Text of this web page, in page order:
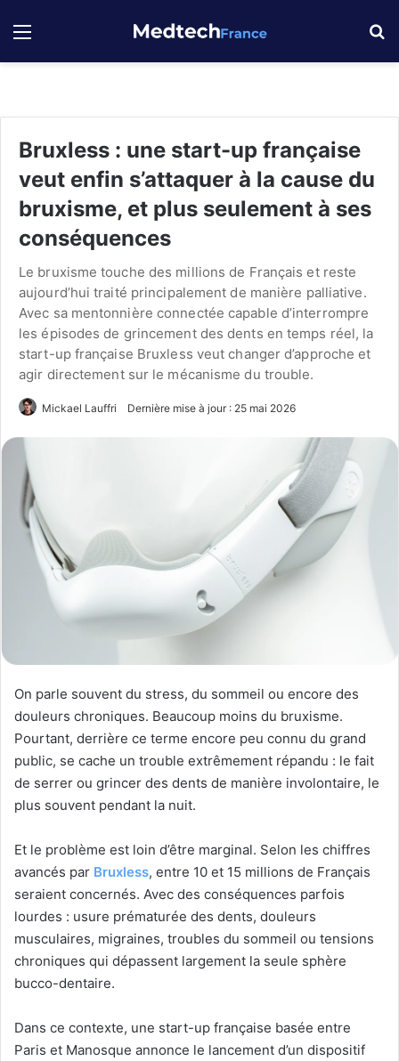
Menu
Bruxless : une start-up française
veut enfin s’attaquer à la cause du
bruxisme, et plus seulement à ses
conséquences
Le bruxisme touche des millions de Français et reste
aujourd’hui traité principalement de manière palliative.
Avec sa mentonnière connectée capable d’interrompre
les épisodes de grincement des dents en temps réel, la
start-up française Bruxless veut changer d’approche et
agir directement sur le mécanisme du trouble.
Mickael Lauffri Dernière mise à jour : 25 mai 2026
On parle souvent du stress, du sommeil ou encore des
douleurs chroniques. Beaucoup moins du bruxisme.
Pourtant, derrière ce terme encore peu connu du grand
public, se cache un trouble extrêmement répandu : le fait
de serrer ou grincer des dents de manière involontaire, le
plus souvent pendant la nuit.
Et le problème est loin d’être marginal. Selon les chiffres
avancés par Bruxless, entre 10 et 15 millions de Français
seraient concernés. Avec des conséquences parfois
lourdes : usure prématurée des dents, douleurs
musculaires, migraines, troubles du sommeil ou tensions
chroniques qui dépassent largement la seule sphère
bucco-dentaire.
Dans ce contexte, une start-up française basée entre
Paris et Manosque annonce le lancement d’un dispositif